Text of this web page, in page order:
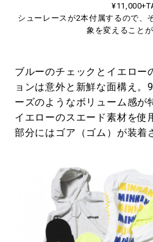
シューレースが2本付属するので、
象を変えることが
ブルーのチェックとイエロー
ョンは意外と新鮮な面構え。
ーズのようなボリューム感が
イエローのスエード素材を使
部分にはゴア（ゴム）が装着